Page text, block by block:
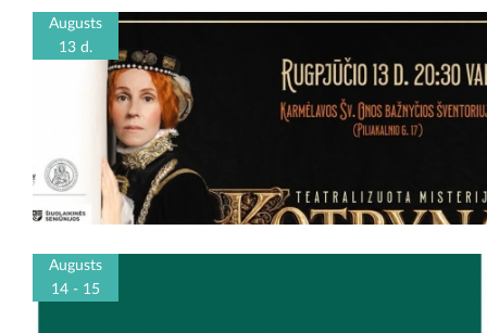
Augusts
13 d.
Augusts
14 - 15